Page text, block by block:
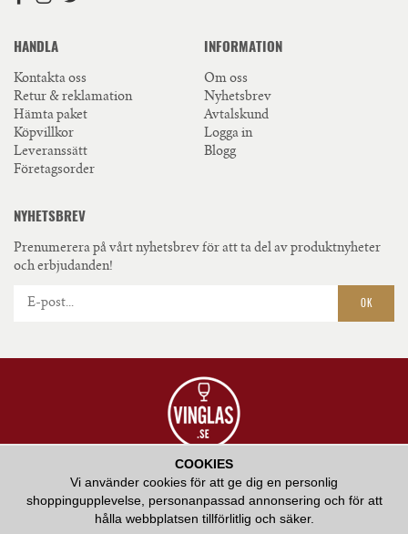
HANDLA
Kontakta oss
Retur & reklamation
Hämta paket
Köpvillkor
Leveranssätt
Företagsorder
INFORMATION
Om oss
Nyhetsbrev
Avtalskund
Logga in
Blogg
NYHETSBREV
Prenumerera på vårt nyhetsbrev för att ta del av produktnyheter
och erbjudanden!
OK
VÅR AMBITION ÄR ATT ERBJUDA HÖGKVALITATIV SERVICE OCH ATT BIDRA
MED VÅR KUNSKAP KRING HUR RÄTT GLAS KAN FÖRHÖJA EN
SMAKUPPLEVELSE.
COOKIES
Vi använder cookies för att ge dig en personlig
shoppingupplevelse, personanpassad annonsering och för att
hålla webbplatsen tillförlitlig och säker.